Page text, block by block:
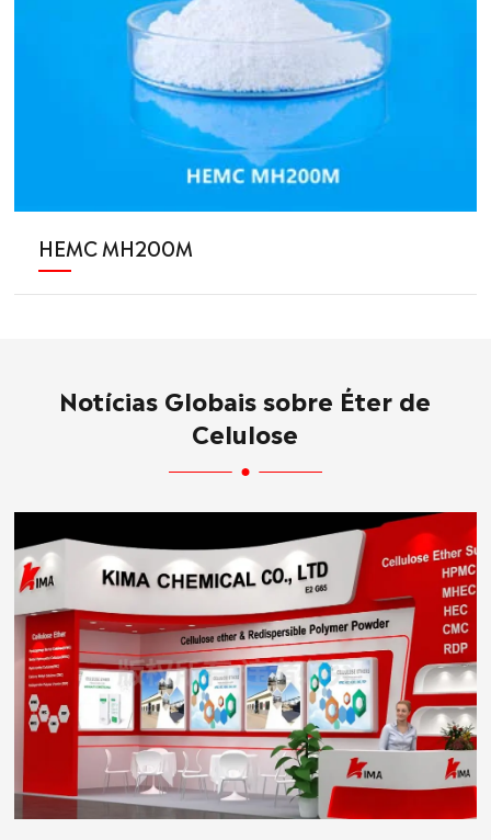
HEMC MH200M
Notícias Globais sobre Éter de
Celulose